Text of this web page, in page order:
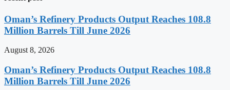
Oman’s Refinery Products Output Reaches 108.8
Million Barrels Till June 2026
August 8, 2026
Oman’s Refinery Products Output Reaches 108.8
Million Barrels Till June 2026